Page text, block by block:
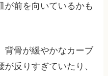
が前を向いているかも
背骨が緩やかなカーブ
反りすぎていたり、